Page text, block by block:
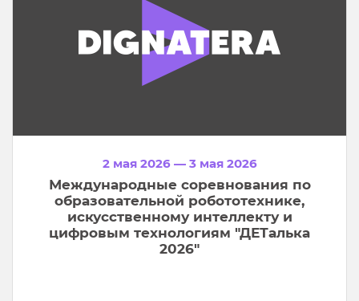
2 мая 2026 — 3 мая 2026
Международные соревнования по
образовательной робототехнике,
искусственному интеллекту и
цифровым технологиям "ДЕТалька
2026"